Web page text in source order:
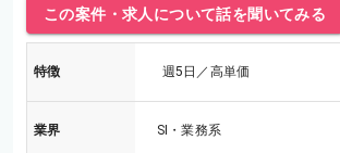
この案件・求人について話を聞いてみる
特徴 週5日／高単価
業界 SI・業務系